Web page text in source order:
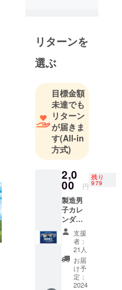
議所を事務
局に設け、
経営の学び
を深めると
ともに、西
尾市の製造
業を全国
に、そして
世界へ向け
てプロモー
ションして
いくことを
ミッション
の一つに掲
げ、取り組
む研究会で
リターンを
選ぶ
目標金額
未達でも
リターン
が届きま
す(All-in
方式)
2,0
00 円
残り
979
製造男
子カレ
ンダー
1本 A3
サイズ
壁掛け
カレン
ダー
（A4中
綴24P
支援
者：
21人
お届
け予
定：
2024